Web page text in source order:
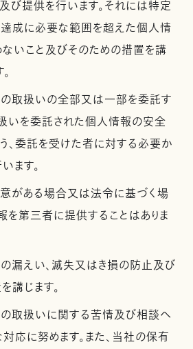
び提供を行います。それには特定
成に必要な範囲を超えた個人情
いこと及びそのための措置を講
取扱いの全部又は一部を委託す
いを委託された個人情報の安全
、委託を受けた者に対する必要か
ます。
がある場合又は法令に基づく場
を第三者に提供することはありま
漏えい、滅失又はき損の防止及び
講じます。
取扱いに関する苦情及び相談へ
応に努めます。また、当社の保有